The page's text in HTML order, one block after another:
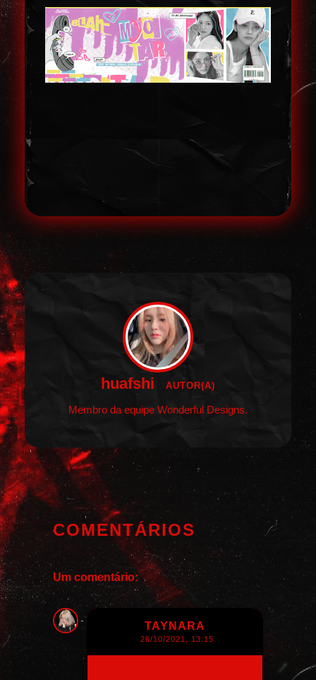
huafshi AUTOR(A)
Membro da equipe Wonderful Designs.
COMENTÁRIOS
Um comentário:
TAYNARA
26/10/2021, 13:15